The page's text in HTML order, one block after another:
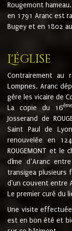
Rougemont hameau.
en 1791 Aranc est
Bugey et en 1802
L'église
Contrairement au
Lompnes, Aranc
gère les vicaire de
La copie du 16ème
Josserand de
Saint Paul de
renouvelée en
ROUGEMONT et
dîme d’Aranc
transigea plusieurs
d'un couvent entre
Le premier curé du
Une visite
est en bon été et